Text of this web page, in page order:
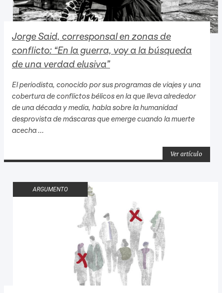
Jorge Said, corresponsal en zonas de
conflicto: “En la guerra, voy a la búsqueda
de una verdad elusiva”
El periodista, conocido por sus programas de viajes y una
cobertura de conflictos bélicos en la que lleva alrededor
de una década y media, habla sobre la humanidad
desprovista de máscaras que emerge cuando la muerte
acecha ...
Ver artículo
ARGUMENTO